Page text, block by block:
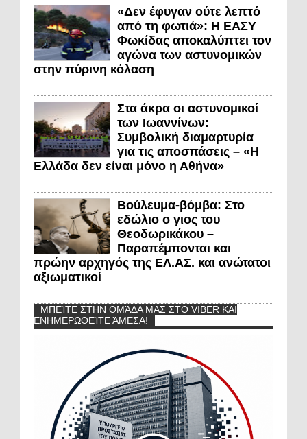
«Δεν έφυγαν ούτε λεπτό
από τη φωτιά»: Η ΕΑΣΥ
Φωκίδας αποκαλύπτει τον
αγώνα των αστυνομικών
στην πύρινη κόλαση
Στα άκρα οι αστυνομικοί
των Ιωαννίνων:
Συμβολική διαμαρτυρία
για τις αποσπάσεις – «Η
Ελλάδα δεν είναι μόνο η Αθήνα»
Βούλευμα-βόμβα: Στο
εδώλιο ο γιος του
Θεοδωρικάκου –
Παραπέμπονται και
πρώην αρχηγός της ΕΛ.ΑΣ. και ανώτατοι
αξιωματικοί
ΜΠΕΊΤΕ ΣΤΗΝ ΟΜΆΔΑ ΜΑΣ ΣΤΟ VIBER ΚΑΙ
ΕΝΗΜΕΡΩΘΕΊΤΕ ΆΜΕΣΑ!